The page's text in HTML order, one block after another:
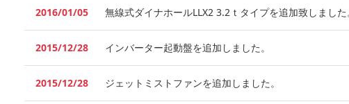
2016/01/05 無線式ダイナホールLLX2 3.2ｔタイプを追加致しました
2015/12/28 インバーター起動盤を追加しました。
2015/12/28 ジェットミストファンを追加しました。